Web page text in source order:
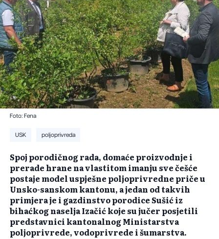
Foto: Fena
USK poljoprivreda
Spoj porodičnog rada, domaće proizvodnje i
prerade hrane na vlastitom imanju sve češće
postaje model uspješne poljoprivredne priče u
Unsko-sanskom kantonu, a jedan od takvih
primjera je i gazdinstvo porodice Sušić iz
bihaćkog naselja Izačić koje su jučer posjetili
predstavnici kantonalnog Ministarstva
poljoprivrede, vodoprivrede i šumarstva.